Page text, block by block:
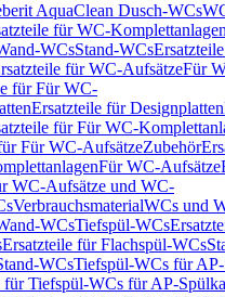
AquaClean Dusch-WCs
für WC-Komplettanlagen
WCsStand-WCs
für WC-AufsätzeFür
für Für WC-
Ersatzteile für Designplatten
für Für WC-
Für WC-AufsätzeZubehör
Für WC-Aufsätze
WC-Aufsätze und WC-
VerbrauchsmaterialWCs und
WCsTiefspül-WCs
Ersatzteile für Flachspül-WCs
WCsTiefspül-WCs für AP-
für Tiefspül-WCs für AP-